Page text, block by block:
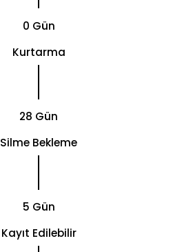
0 Gün
Kurtarma
28 Gün
Silme Bekleme
5 Gün
Kayıt Edilebilir